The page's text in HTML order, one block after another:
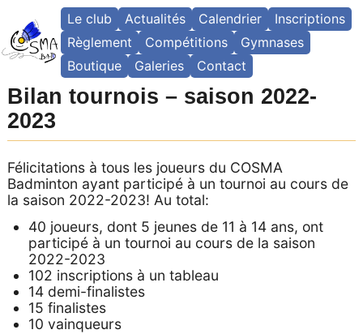
content
Le club Actualités Calendrier
Inscriptions
Règlement
Compétitions
Gymnases
Boutique
Galeries Contact
Bilan tournois – saison 2022-
2023
Félicitations à tous les joueurs du COSMA
Badminton ayant participé à un tournoi au cours de
la saison 2022-2023! Au total:
40 joueurs, dont 5 jeunes de 11 à 14 ans, ont
participé à un tournoi au cours de la saison
2022-2023
102 inscriptions à un tableau
14 demi-finalistes
15 finalistes
10 vainqueurs